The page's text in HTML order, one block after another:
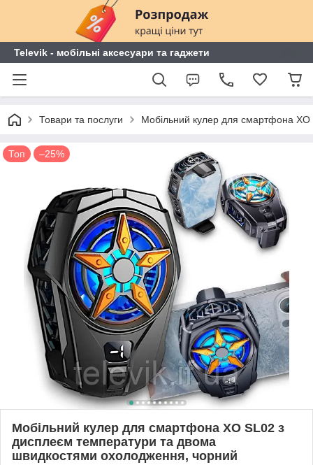
Televik - мобільні аксесуари та гаджети
Товари та послуги Мобільний кулер для смартфона
Топ –25%
Мобільний кулер для смартфона XO SL02 з
дисплеєм температури та двома
швидкостями охолодження, чорний